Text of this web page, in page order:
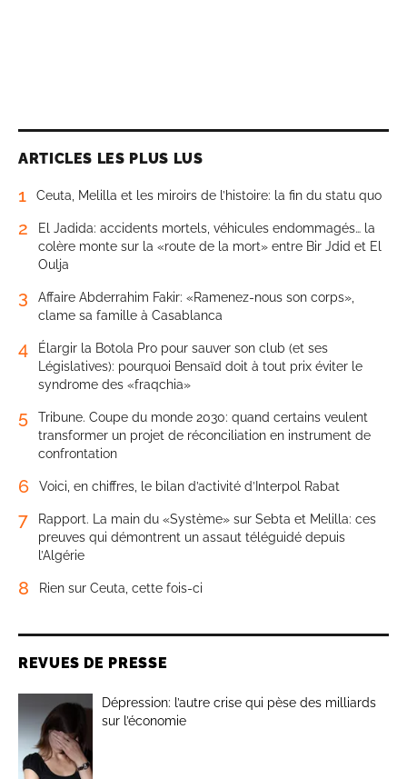
ARTICLES LES PLUS LUS
1 Ceuta, Melilla et les miroirs de l’histoire: la fin du statu quo
2
El Jadida: accidents mortels, véhicules endommagés… la
colère monte sur la «route de la mort» entre Bir Jdid et El
Oulja
3
Affaire Abderrahim Fakir: «Ramenez-nous son corps»,
clame sa famille à Casablanca
4
Élargir la Botola Pro pour sauver son club (et ses
Législatives): pourquoi Bensaïd doit à tout prix éviter le
syndrome des «fraqchia»
5
Tribune. Coupe du monde 2030: quand certains veulent
transformer un projet de réconciliation en instrument de
confrontation
6 Voici, en chiffres, le bilan d’activité d’Interpol Rabat
7
Rapport. La main du «Système» sur Sebta et Melilla: ces
preuves qui démontrent un assaut téléguidé depuis
l’Algérie
8 Rien sur Ceuta, cette fois-ci
REVUES DE PRESSE
Dépression: l’autre crise qui pèse des milliards
sur l’économie